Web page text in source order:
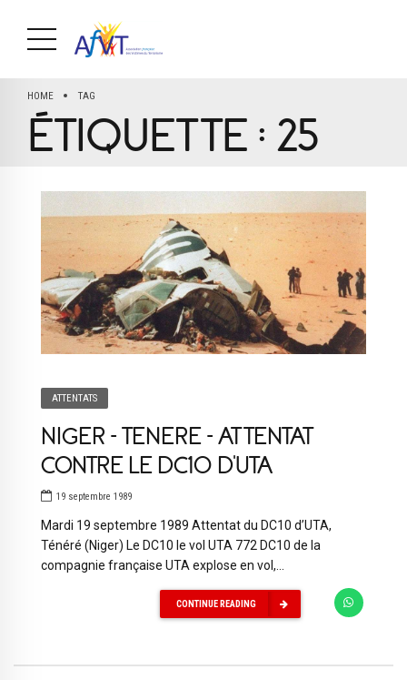
HOME TAG
ÉTIQUETTE : 25
ATTENTATS
NIGER – TENERE – ATTENTAT
CONTRE LE DC10 D’UTA
19 septembre 1989
Mardi 19 septembre 1989 Attentat du DC10 d’UTA,
Ténéré (Niger) Le DC10 le vol UTA 772 DC10 de la
compagnie française UTA explose en vol,...
CONTINUE READING